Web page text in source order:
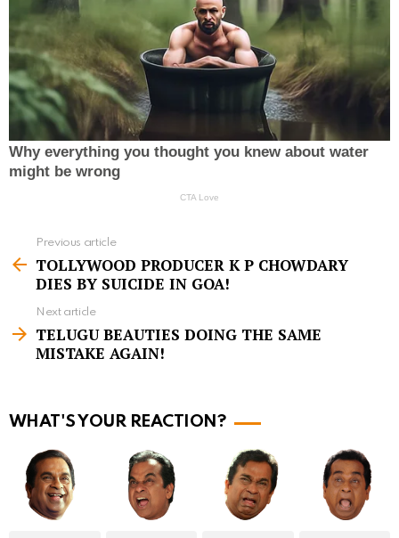
e
m
e
Previous article
TOLLYWOOD PRODUCER K P CHOWDARY
DIES BY SUICIDE IN GOA!
Next article
TELUGU BEAUTIES DOING THE SAME
MISTAKE AGAIN!
WHAT'S YOUR REACTION?